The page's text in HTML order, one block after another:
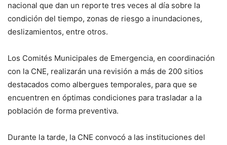
nacional que dan un reporte tres veces al día sobre la
condición del tiempo, zonas de riesgo a inundaciones,
deslizamientos, entre otros.
Los Comités Municipales de Emergencia, en coordinación
con la CNE, realizarán una revisión a más de 200 sitios
destacados como albergues temporales, para que se
encuentren en óptimas condiciones para trasladar a la
población de forma preventiva.
Durante la tarde, la CNE convocó a las instituciones del